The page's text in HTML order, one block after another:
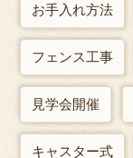
お手入れ方法
フェンス工事
見学会開催
キャスター式